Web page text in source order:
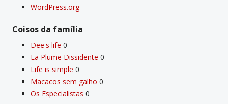
WordPress.org
Coisos da famí­lia
Dee's life 0
La Plume Dissidente 0
Life is simple 0
Macacos sem galho 0
Os Especialistas 0